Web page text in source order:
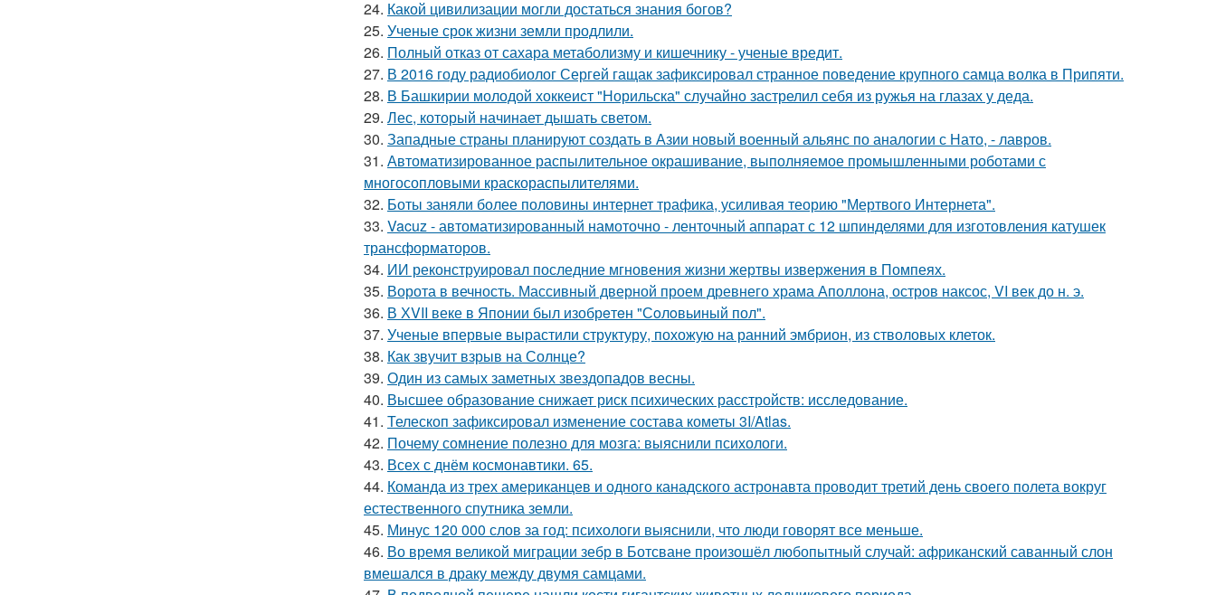
24. Какой цивилизации могли достаться знания богов?
25. Ученые срок жизни земли продлили.
26. Полный отказ от сахара метаболизму и кишечнику - ученые вредит.
27. В 2016 году радиобиолог Сергей гащак зафиксировал странное поведение крупного самца волка в Припяти.
28. В Башкирии молодой хоккеист "Норильска" случайно застрелил себя из ружья на глазах у деда.
29. Лес, который начинает дышать светом.
30. Западные страны планируют создать в Азии новый военный альянс по аналогии с Нато, - лавров.
31. Автоматизированное распылительное окрашивание, выполняемое промышленными роботами с
многосопловыми краскораспылителями.
32. Боты заняли более половины интернет трафика, усиливая теорию "Мертвого Интернета".
33. Vacuz - автоматизированный намоточно - ленточный аппарат с 12 шпинделями для изготовления катушек
трансформаторов.
34. ИИ реконструировал последние мгновения жизни жертвы извержения в Помпеях.
35. Ворота в вечность. Массивный дверной проем древнего храма Аполлона, остров наксос, VI век до н. э.
36. В ХVII веке в Япoнии был изобрeтeн "Сoлoвьиный пол".
37. Ученые впервые вырастили структуру, похожую на ранний эмбрион, из стволовых клеток.
38. Как звучит взрыв на Солнце?
39. Один из самых заметных звездопадов весны.
40. Высшее образование снижает риск психических расстройств: исследование.
41. Телескоп зафиксировал изменение состава кометы 3I/Atlas.
42. Почему сомнение полезно для мозга: выяснили психологи.
43. Всех с днём космонавтики. 65.
44. Команда из трех американцев и одного канадского астронавта проводит третий день своего полета вокруг
естественного спутника земли.
45. Минус 120 000 слов за год: психологи выяснили, что люди говорят все меньше.
46. Во время великой миграции зебр в Ботсване произошёл любопытный случай: африканский саванный слон
вмешался в драку между двумя самцами.